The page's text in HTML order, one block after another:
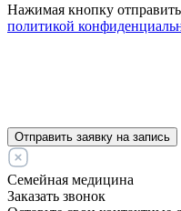
Нажимая кнопку
политикой
Отправить заявку на запись
Семейная медицина
Заказать звонок